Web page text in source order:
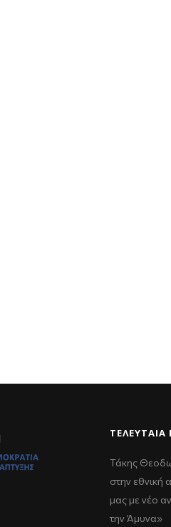
ΤΕΛΕΥΤΑΊΑ
Τάκης
στην εθνική
μας με νέο
την Άμυνα»